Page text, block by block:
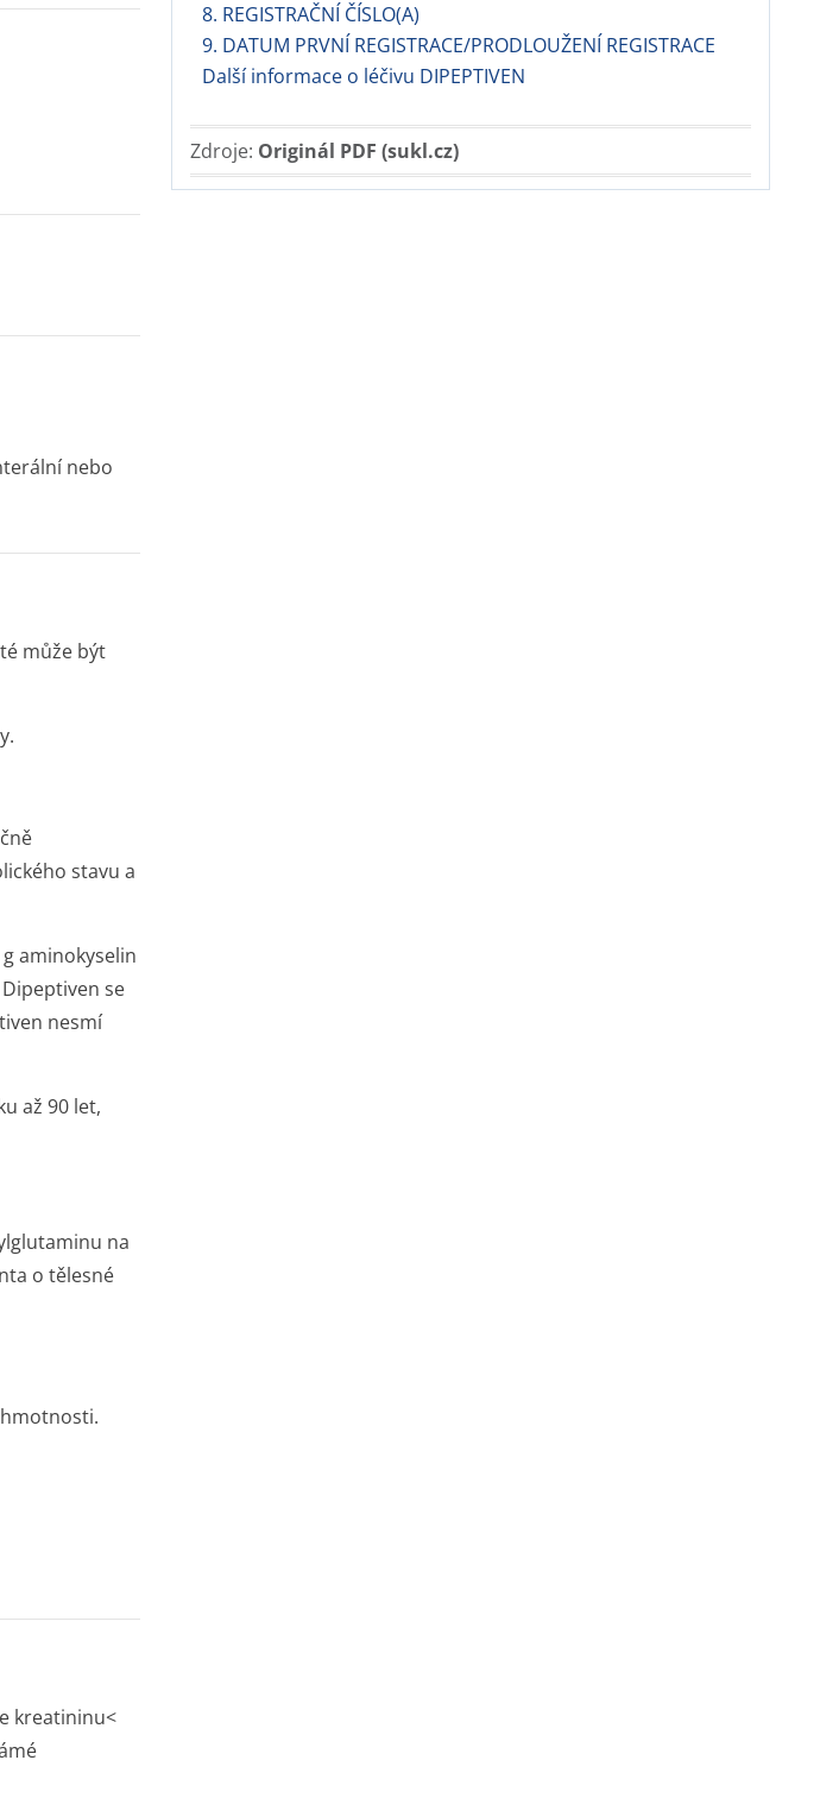
8. REGISTRAČNÍ ČÍSLO(A)
9. DATUM PRVNÍ REGISTRACE/PRODLOUŽENÍ REGISTRACE
Další informace o léčivu DIPEPTIVEN
Zdroje: Originál PDF (sukl.cz)
nebo
může být
stavu a
aminokyselin
se
nesmí
až 90 let,
na
o tělesné
kreatininu<